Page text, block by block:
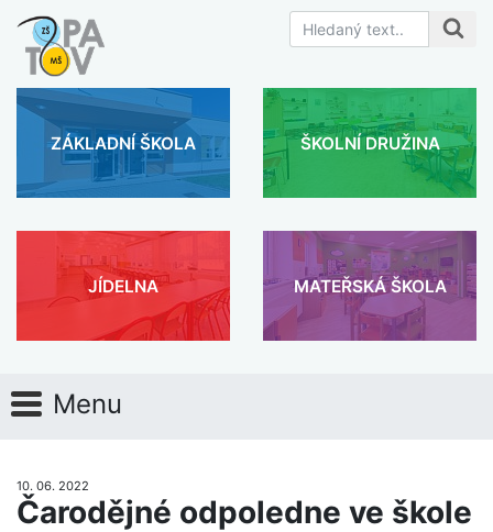
ZÁKLADNÍ ŠKOLA ŠKOLNÍ DRUŽINA
JÍDELNA MATEŘSKÁ ŠKOLA
Menu
10. 06. 2022
Čarodějné odpoledne ve škole